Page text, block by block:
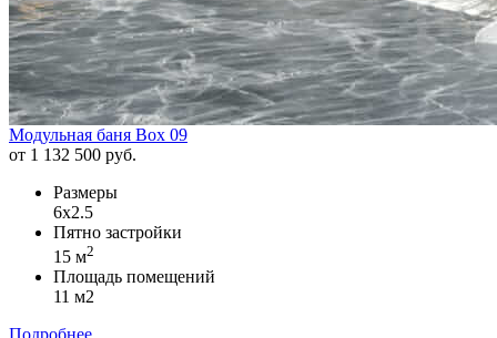
Модульная баня Box 09
от 1 132 500 руб.
Размеры
6x2.5
Пятно застройки
15 м2
Площадь помещений
11 м2
Подробнее